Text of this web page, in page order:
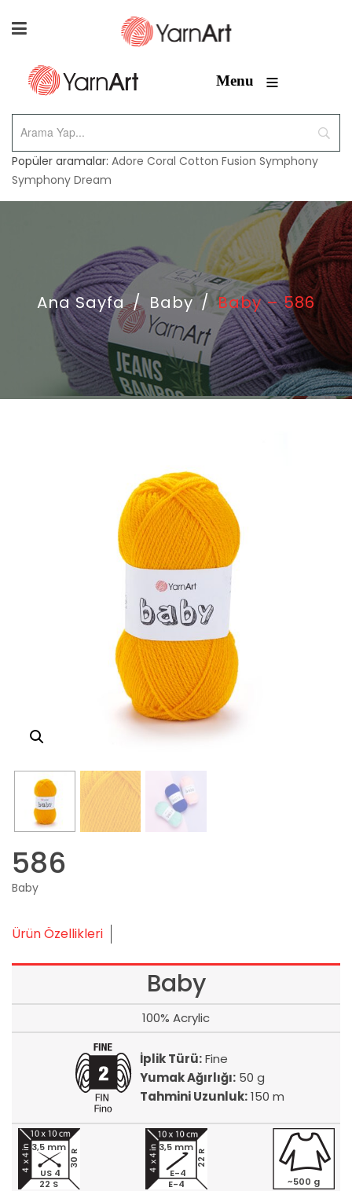
Menu ≡
Popüler aramalar: Adore Coral Cotton Fusion Symphony
Symphony Dream
Ana Sayfa / Baby / Baby – 586
586
Baby
Ürün Özellikleri
Baby
100% Acrylic
İplik Türü:Fine
Yumak Ağırlığı: 50 g
Tahmini Uzunluk:150 m
22 S
30 R
3,5 mm
US 4
E-4
22 R
3,5 mm
E-4
~500 g